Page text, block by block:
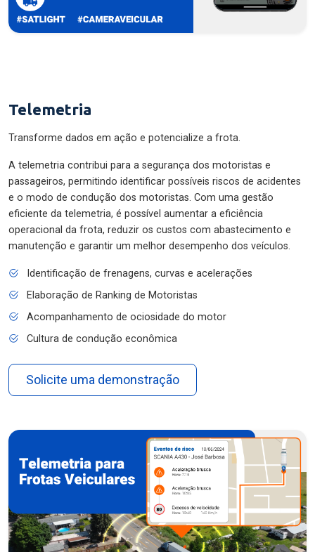
Telemetria
Transforme dados em ação e potencialize a frota.
A telemetria contribui para a segurança dos motoristas e
passageiros, permitindo identificar possíveis riscos de acidentes
e o modo de condução dos motoristas. Com uma gestão
eficiente da telemetria, é possível aumentar a eficiência
operacional da frota, reduzir os custos com abastecimento e
manutenção e garantir um melhor desempenho dos veículos.
Identificação de frenagens, curvas e acelerações
Elaboração de Ranking de Motoristas
Acompanhamento de ociosidade do motor
Cultura de condução econômica
Solicite uma demonstração